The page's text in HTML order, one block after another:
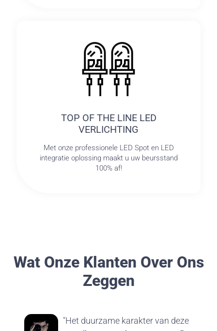
TOP OF THE LINE LED
VERLICHTING
Met onze professionele LED Spot en LED
integratie oplossing maakt u uw beursstand
100% af!
Wat Onze Klanten Over Ons
Zeggen
"Het duurzame karakter van deze